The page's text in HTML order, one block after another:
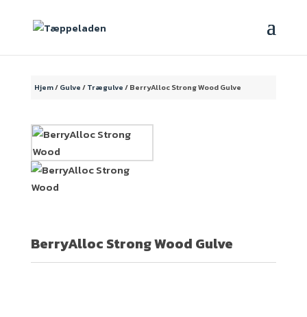
Hjem/Gulve/Trægulve/ BerryAlloc Strong Wood Gulve
BerryAlloc Strong Wood Gulve